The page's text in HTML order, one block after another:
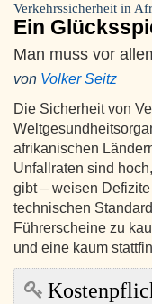
Verkehrssicherheit in
Ein
Man muss vor
von Volker Seitz
Die Sicherheit von
afrikanischen
Unfallraten sind
gibt – weisen
technischen
Führerscheine zu
und eine kaum